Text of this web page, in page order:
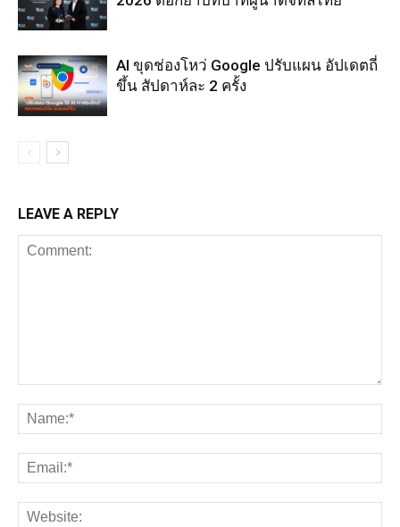
AI ขุดช่องโหว่ Google ปรับแผน อัปเดตถี่
ขึ้น สัปดาห์ละ 2 ครั้ง
LEAVE A REPLY